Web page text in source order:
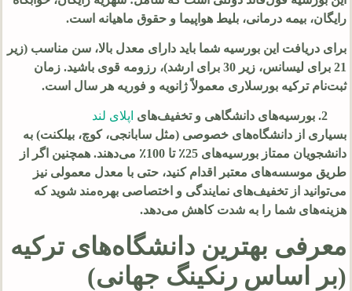
رایگان، بیمه درمانی، بلیط هواپیما و حقوق ماهیانه است.
برای دریافت این بورسیه شما باید دارای معدل بالا، سن مناسب (زیر
21 برای لیسانس، زیر 30 برای ارشد)، رزومه قوی باشید. زمان
ثبت‌نام ترکیه بورسلاری معمولاً ژانویه و فوریه هر سال است.
بورسیه‌های دانشگاهی و تخفیف‌های اپلای لند
بسیاری از دانشگاه‌های خصوصی (مثل سابانجی، کوچ، بیلکنت) به
دانشجویان ممتاز بورسیه‌های 25٪ تا 100٪ می‌دهند. همچنین اگر از
طریق موسسه‌های معتبر اقدام کنید، حتی با معدل معمولی نیز
می‌توانید از تخفیف‌های نمایندگی و اختصاصی بهره‌مند شوید که
هزینه‌های شما را به شدت کاهش می‌دهد.
معرفی بهترین دانشگاه‌های ترکیه
(بر اساس رنکینگ جهانی)